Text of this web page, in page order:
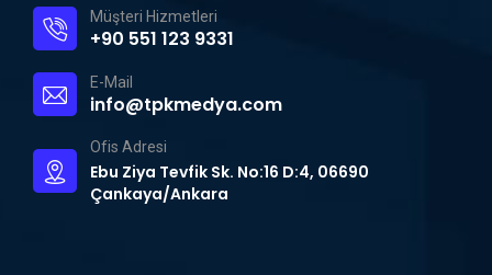
Müşteri Hizmetleri
+90 551 123 9331
E-Mail
info@tpkmedya.com
Ofis Adresi
Ebu Ziya Tevfik Sk. No:16 D:4, 06690
Çankaya/Ankara